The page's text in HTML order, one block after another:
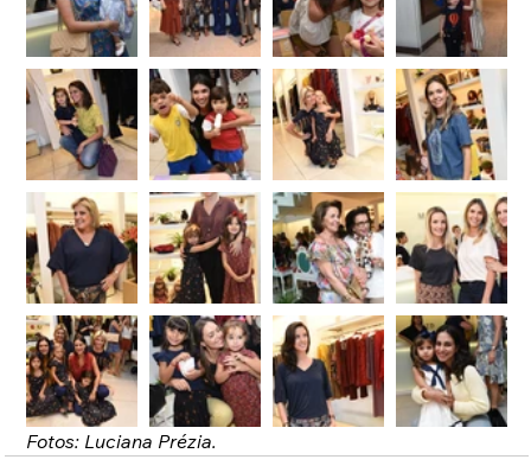
Fotos: Luciana Prézia.